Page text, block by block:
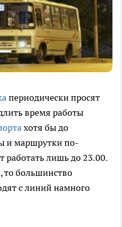
периодически просят
время работы
хотя бы до
и маршрутки по-
лишь до 23.00.
то большинство
с линий намного